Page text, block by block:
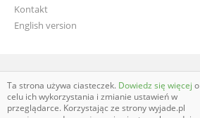
Kontakt
English version
wyjade.pl - turystyczna
Ta strona używa ciasteczek. Dowiedz się więcej o
celu ich wykorzystania i zmianie ustawień w
przeglądarce. Korzystając ze strony wyjade.pl